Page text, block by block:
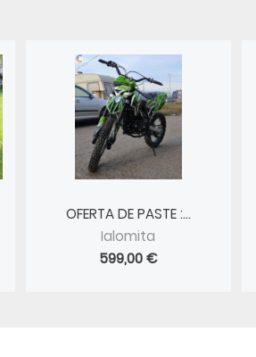
OFERTA DE PASTE :...
Ialomita
599,00 €